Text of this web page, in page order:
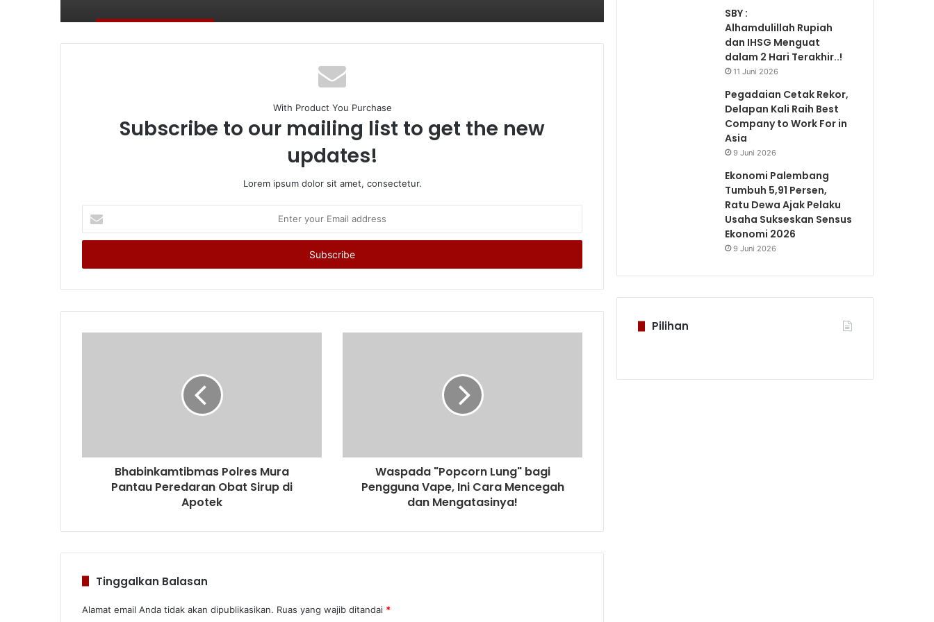
With Product You Purchase
Subscribe to our mailing list to get the new
updates!
Lorem ipsum dolor sit amet, consectetur.
your
Email
Bhabinkamtibmas Polres Mura
Pantau Peredaran Obat Sirup di
Apotek
Waspada "Popcorn Lung" bagi
Pengguna Vape, Ini Cara Mencegah
dan Mengatasinya!
Tinggalkan Balasan
Alamat email Anda tidak akan dipublikasikan. Ruas yang wajib ditandai *
SBY :
Alhamdulillah Rupiah
dan IHSG Menguat
dalam 2 Hari Terakhir..!
11 Juni 2026
Pegadaian Cetak Rekor,
Delapan Kali Raih Best
Company to Work For in
Asia
9 Juni 2026
Ekonomi Palembang
Tumbuh 5,91 Persen,
Ratu Dewa Ajak Pelaku
Usaha Sukseskan Sensus
Ekonomi 2026
9 Juni 2026
Pilihan